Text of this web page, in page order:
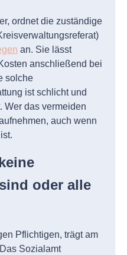
ordnet die zuständige
an. Sie lässt
anschließend bei
solche
ist schlicht und
Wer das vermeiden
auch wenn
oder alle
Pflichtigen, trägt am
Sozialamt